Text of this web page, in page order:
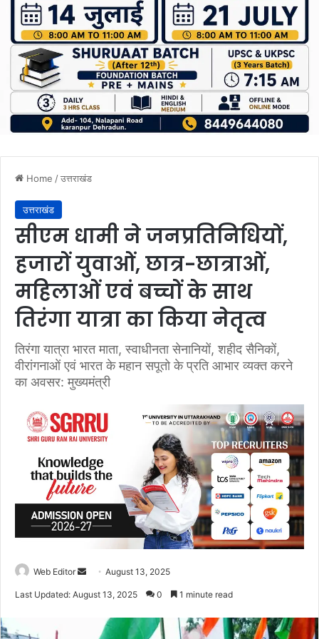
Home /उत्तराखंड
उत्तराखंड
सीएम धामी ने जनप्रतिनिधियों,
हजारों युवाओं, छात्र-छात्राओं,
महिलाओं एवं बच्चों के साथ
तिरंगा यात्रा का किया नेतृत्व
तिरंगा यात्रा भारत माता, स्वाधीनता सेनानियों, शहीद सैनिकों,
वीरांगनाओं एवं भारत के महान सपूतो के प्रति आभार व्यक्त करने
का अवसर: मुख्यमंत्री
Web Editor August 13, 2025
Last Updated: August 13, 2025 0 1 minute read